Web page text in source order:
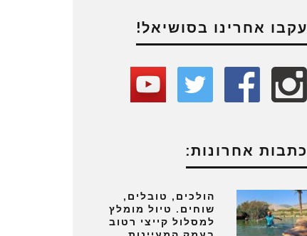
עקבו אחרינו בסושיאל!
כתבות אחרונות:
הולכים, טובלים,
שוחים. טיול מומלץ
למסלול קייצי רטוב